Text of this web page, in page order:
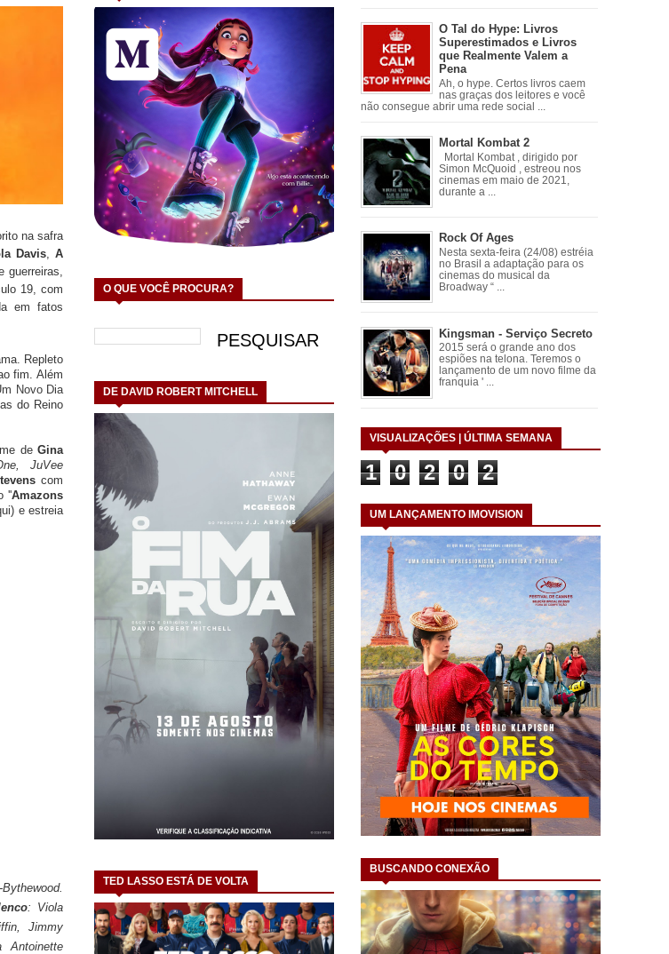
O QUE VOCÊ PROCURA?
DE DAVID ROBERT MITCHELL
TED LASSO ESTÁ DE VOLTA
na safra
Davis,A
19, com
em fatos
Repleto
fim. Além
Novo Dia
do Reino
de Gina
JuVee
com
''Amazons
) e estreia
: Viola
Jimmy
Antoinette
O Tal do Hype: Livros
Superestimados e Livros
que Realmente Valem a
Pena
Ah, o hype. Certos livros caem
nas graças dos leitores e você
não consegue abrir uma rede social ...
Mortal Kombat 2
Mortal Kombat , dirigido por
Simon McQuoid , estreou nos
cinemas em maio de 2021,
durante a ...
Rock Of Ages
Nesta sexta-feira (24/08) estréia
no Brasil a adaptação para os
cinemas do musical da
Broadway “ ...
Kingsman - Serviço Secreto
2015 será o grande ano dos
espiões na telona. Teremos o
lançamento de um novo filme da
franquia ' ...
VISUALIZAÇÕES | ÚLTIMA SEMANA
1 0 2 0 2
UM LANÇAMENTO IMOVISION
BUSCANDO CONEXÃO